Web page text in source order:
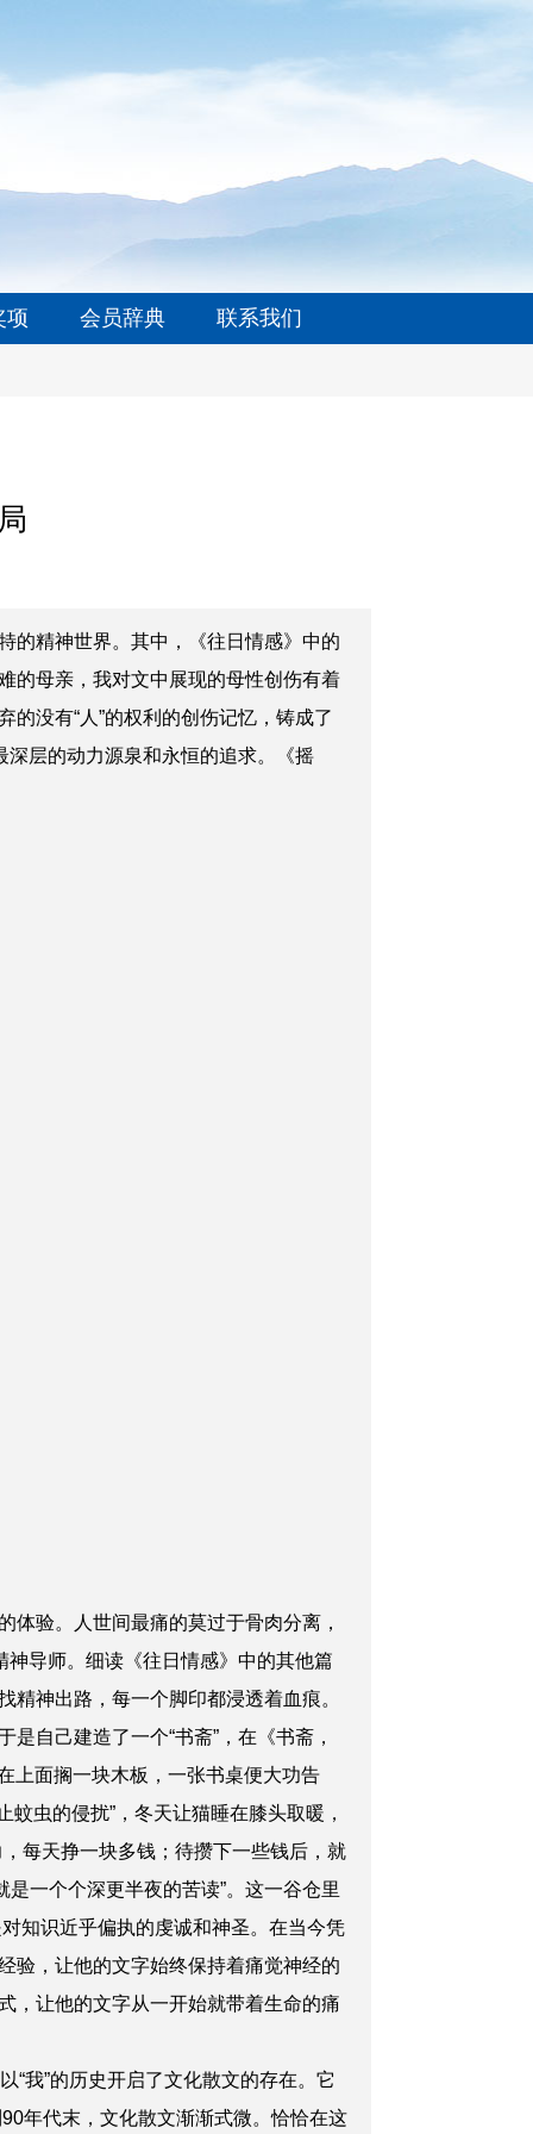
项 会员辞典 联系我们
的精神世界。其中，《往日情感》中的
的母亲，我对文中展现的母性创伤有着
没有“人”的权利的创伤记忆，铸成了
深层的动力源泉和永恒的追求。《摇
验。人世间最痛的莫过于骨肉分离，
神导师。细读《往日情感》中的其他篇
神出路，每一个脚印都浸透着血痕。
自己建造了一个“书斋”，在《书斋，
上面搁一块木板，一张书桌便大功告
蚊虫的侵扰”，冬天让猫睡在膝头取暖，
每天挣一块多钱；待攒下一些钱后，就
一个个深更半夜的苦读”。这一谷仓里
知识近乎偏执的虔诚和神圣。在当今凭
验，让他的文字始终保持着痛觉神经的
，让他的文字从一开始就带着生命的痛
”的历史开启了文化散文的存在。它
年代末，文化散文渐渐式微。恰恰在这